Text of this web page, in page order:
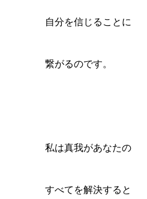
自分を信じることに
繋がるのです。
私は真我があなたの
すべてを解決すると